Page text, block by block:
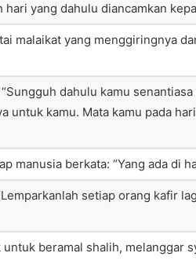
yang dahulu diancamkan
malaikat yang menggiringnya
dahulu kamu
untuk kamu. Mata kamu pada
manusia berkata: “Yang ada di
setiap orang kafir
beramal shalih, melanggar